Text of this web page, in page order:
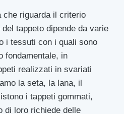
che riguarda il criterio
tappeto dipende da varie
i tessuti con i quali sono
fondamentale, in
realizzati in svariati
la seta, la lana, il
i tappeti gommati,
di loro richiede delle